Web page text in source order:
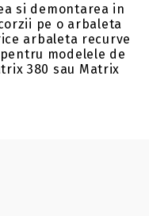
si demontarea in
pe o arbaleta
arbaleta recurve
modelele de
380 sau Matrix